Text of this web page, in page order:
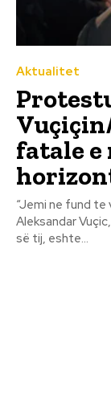
Aktualitet
fatale
“Jemi ne fund
Aleksandar
së tij, eshte...